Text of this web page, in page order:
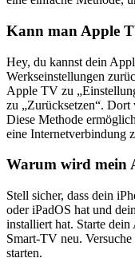
Kann man Apple
Hey, du kannst dein
Werkseinstellungen
Apple TV zu
zu „Zurücksetzen“.
Diese Methode
eine Internetverbindung
Warum wird mein
Stell sicher, dass dein
oder iPadOS hat und
installiert hat. Starte
Smart-TV neu.
starten.